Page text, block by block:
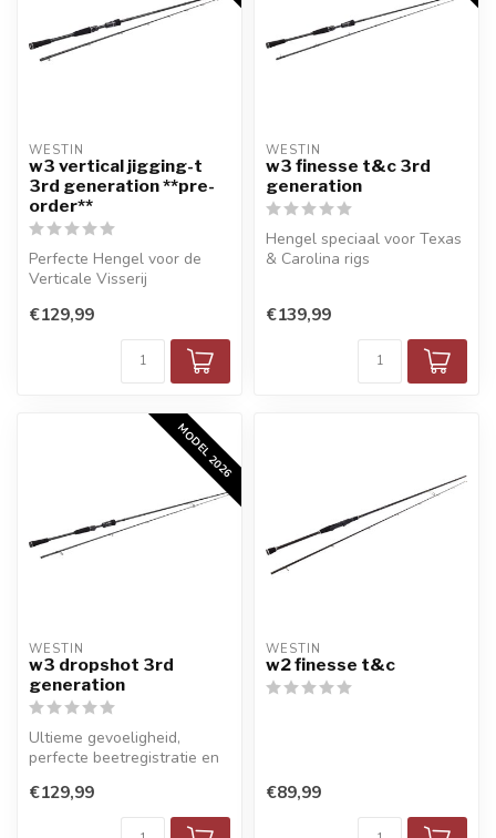
WESTIN
w3 vertical jigging-t
3rd generation **pre-
order**
Perfecte Hengel voor de
Verticale Visserij
€129,99
WESTIN
w3 finesse t&c 3rd
generation
Hengel speciaal voor Texas
& Carolina rigs
€139,99
MODEL 2026
WESTIN
w3 dropshot 3rd
generation
Ultieme gevoeligheid,
perfecte beetregistratie en
dropshotvi...
€129,99
WESTIN
w2 finesse t&c
€89,99